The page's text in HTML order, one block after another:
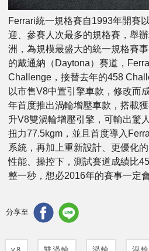
Ferrari統一規格賽自1993年開賽
迎、參賽人次最多的規格賽，舉
洲，為規模最盛大的統一規格賽
的戴通納（Daytona）賽道，
Challenge，接替去年的458
以市售V8中置引擎車款，修改而
年首度推出渦輪增壓車款，搭載
升V8雙渦輪增壓引擎，可輸出驚
扭力77.5kgm，並且首度導入
系統，再加上重新設計、更優化
性能、操控下，測試賽道成績比
整一秒，想必2016年的賽事一定
分享至